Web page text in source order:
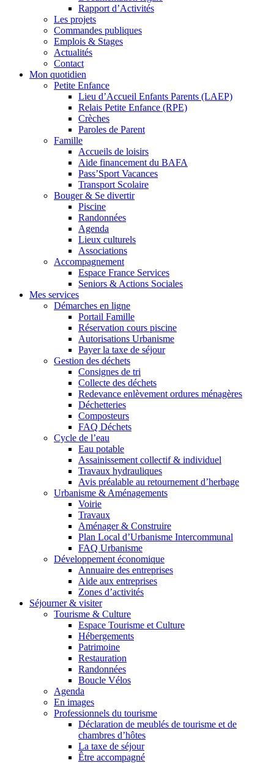
Rapport d’Activités
Les projets
Commandes publiques
Emplois & Stages
Actualités
Contact
Mon quotidien
Petite Enfance
Lieu d’Accueil Enfants Parents (LAEP)
Relais Petite Enfance (RPE)
Crèches
Paroles de Parent
Famille
Accueils de loisirs
Aide financement du BAFA
Pass’Sport Vacances
Transport Scolaire
Bouger & Se divertir
Piscine
Randonnées
Agenda
Lieux culturels
Associations
Accompagnement
Espace France Services
Seniors & Actions Sociales
Mes services
Démarches en ligne
Portail Famille
Réservation cours piscine
Autorisations Urbanisme
Payer la taxe de séjour
Gestion des déchets
Consignes de tri
Collecte des déchets
Redevance enlèvement ordures ménagères
Déchetteries
Composteurs
FAQ Déchets
Cycle de l’eau
Eau potable
Assainissement collectif & individuel
Travaux hydrauliques
Avis préalable au retournement d’herbage
Urbanisme & Aménagements
Voirie
Travaux
Aménager & Construire
Plan Local d’Urbanisme Intercommunal
FAQ Urbanisme
Développement économique
Annuaire des entreprises
Aide aux entreprises
Zones d’activités
Séjourner & visiter
Tourisme & Culture
Espace Tourisme et Culture
Hébergements
Patrimoine
Restauration
Randonnées
Boucle Vélos
Agenda
En images
Professionnels du tourisme
Déclaration de meublés de tourisme et de
chambres d’hôtes
La taxe de séjour
Être accompagné